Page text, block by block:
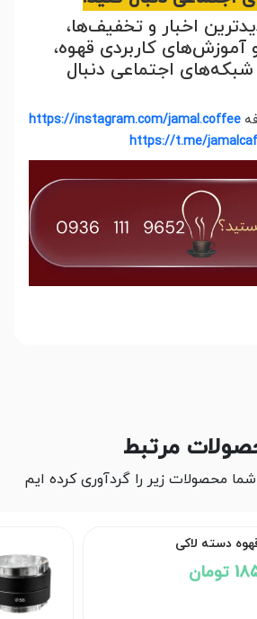
اخبار و تخفیف‌ها،
کاربردی قهوه،
شبکه‌های اجتماعی دنبال
https://instagram.com/jamal.coffee
https://t.me/
مرتبط
محصولات زیر را گردآوری کرده ایم
دسته لاکی